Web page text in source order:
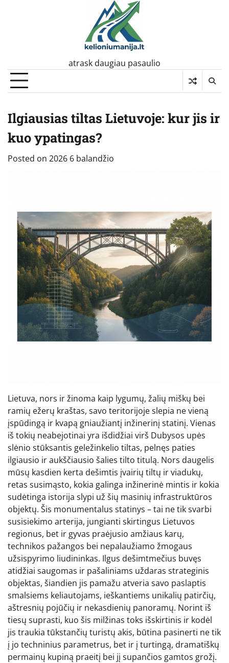
atrask daugiau pasaulio
Ilgiausias tiltas Lietuvoje: kur jis ir
kuo ypatingas?
Posted on 2026 6 balandžio
Lietuva, nors ir žinoma kaip lygumų, žalių miškų bei
ramių ežerų kraštas, savo teritorijoje slepia ne vieną
įspūdingą ir kvapą gniaužiantį inžinerinį statinį. Vienas
iš tokių neabejotinai yra išdidžiai virš Dubysos upės
slėnio stūksantis geležinkelio tiltas, pelnęs paties
ilgiausio ir aukščiausio šalies tilto titulą. Nors daugelis
mūsų kasdien kerta dešimtis įvairių tiltų ir viadukų,
retas susimąsto, kokia galinga inžinerinė mintis ir kokia
sudėtinga istorija slypi už šių masinių infrastruktūros
objektų. Šis monumentalus statinys – tai ne tik svarbi
susisiekimo arterija, jungianti skirtingus Lietuvos
regionus, bet ir gyvas praėjusio amžiaus karų,
technikos pažangos bei nepalaužiamo žmogaus
užsispyrimo liudininkas. Ilgus dešimtmečius buvęs
atidžiai saugomas ir pašaliniams uždaras strateginis
objektas, šiandien jis pamažu atveria savo paslaptis
smalsiems keliautojams, ieškantiems unikalių patirčių,
aštresnių pojūčių ir nekasdienių panoramų. Norint iš
tiesų suprasti, kuo šis milžinas toks išskirtinis ir kodėl
jis traukia tūkstančių turistų akis, būtina pasinerti ne tik
į jo techninius parametrus, bet ir į turtingą, dramatiškų
permainų kupiną praeitį bei jį supančios gamtos grožį.